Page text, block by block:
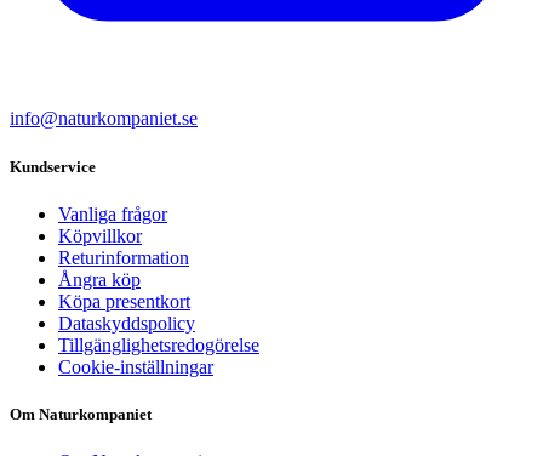
info@naturkompaniet.se
Kundservice
Vanliga frågor
Köpvillkor
Returinformation
Ångra köp
Köpa presentkort
Dataskyddspolicy
Tillgänglighetsredogörelse
Cookie-inställningar
Om Naturkompaniet